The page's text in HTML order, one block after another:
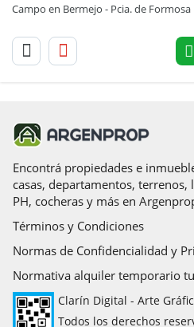
Campo en Bermejo - Pcia. de Formosa
Encontrá propiedades e
casas, departamentos, terrenos,
PH, cocheras y más en
Términos y Condiciones
Normas de Confidencialidad y
Normativa alquiler temporario
Clarín Digital - Arte
Todos los derechos